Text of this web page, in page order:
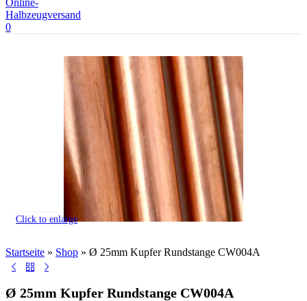
0
Click to enlarge
Startseite » Shop » Ø 25mm Kupfer Rundstange CW004A
Ø 25mm Kupfer Rundstange CW004A